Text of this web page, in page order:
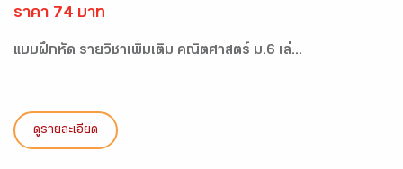
ราคา 74 บาท
แบบฝึกหัด รายวิชาเพิ่มเติม คณิตศาสตร์ ม.6 เล่...
ดูรายละเอียด